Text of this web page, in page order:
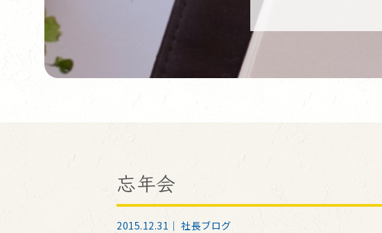
忘年会
2015.12.31｜ 社長ブログ